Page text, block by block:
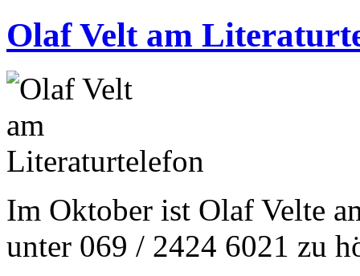
Olaf Velt am
Im Oktober ist Olaf Velte
unter 069 / 2424 6021 zu